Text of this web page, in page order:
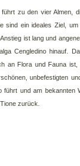
zu den vier Almen,
sind ein ideales Ziel,
ist lang und
Cengledino hinauf.
an Flora und Fauna ist,
unbefestigten
und am bekannten
zurück.